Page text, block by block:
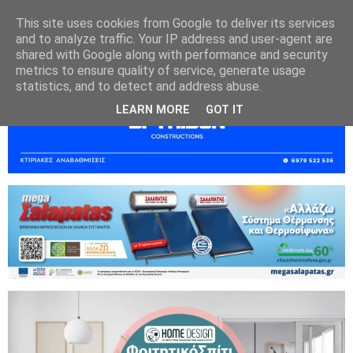
This site uses cookies from Google to deliver its services
and to analyze traffic. Your IP address and user-agent are
shared with Google along with performance and security
metrics to ensure quality of service, generate usage
statistics, and to detect and address abuse.
LEARN MORE GOT IT